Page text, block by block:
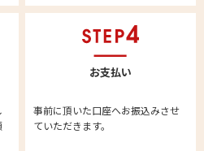
お支払い
事前に頂いた口座へお振込みさせ
ていただきます。